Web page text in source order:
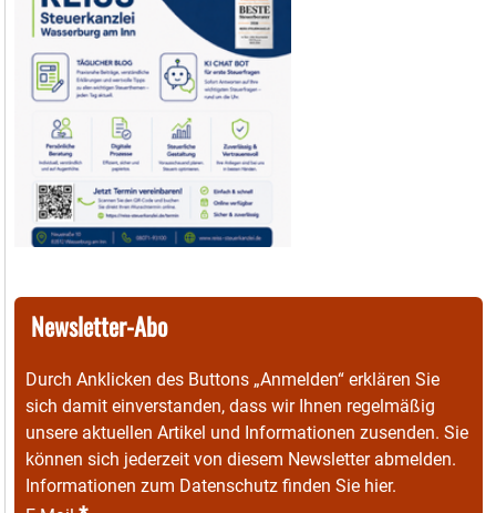
Newsletter-Abo
Durch Anklicken des Buttons „Anmelden“ erklären Sie
sich damit einverstanden, dass wir Ihnen regelmäßig
unsere aktuellen Artikel und Informationen zusenden. Sie
können sich jederzeit von diesem Newsletter abmelden.
Informationen zum Datenschutz finden Sie hier.